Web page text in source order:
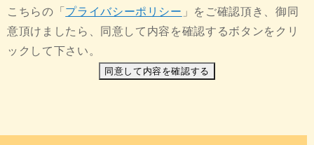
こちらの「 プライバシーポリシー 」をご確認頂き、御同
意頂けましたら、同意して内容を確認するボタンをクリ
ックして下さい。
同意して内容を確認する